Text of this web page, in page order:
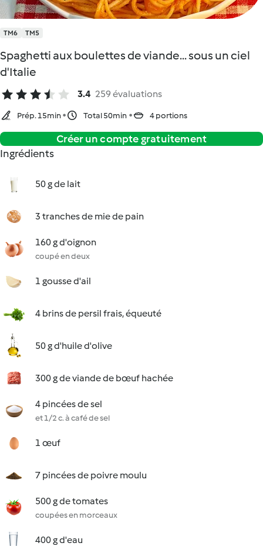
TM6 TM5
Spaghetti aux boulettes de viande... sous un ciel
d'Italie
3.4 259 évaluations
Prép. 15min Total 50min 4 portions
Créer un compte gratuitement
Ingrédients
50 g de lait
3 tranches de mie de pain
160 g d'oignon
coupé en deux
1 gousse d'ail
4 brins de persil frais, équeuté
50 g d'huile d'olive
300 g de viande de bœuf hachée
4 pincées de sel
et 1/2 c. à café de sel
1 œuf
7 pincées de poivre moulu
500 g de tomates
coupées en morceaux
400 g d'eau